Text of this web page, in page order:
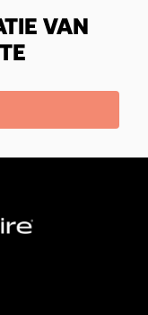
VAN